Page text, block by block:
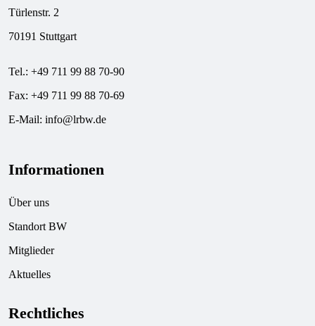
Türlenstr. 2
70191 Stuttgart
Tel.: +49 711 99 88 70-90
Fax: +49 711 99 88 70-69
E-Mail: info@lrbw.de
Informationen
Über uns
Standort BW
Mitglieder
Aktuelles
Rechtliches